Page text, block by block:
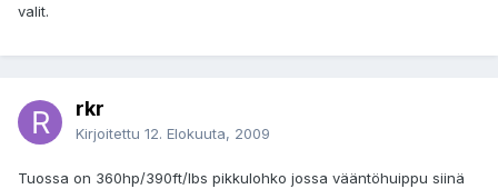
valit.
rkr
Kirjoitettu 12. Elokuuta, 2009
Tuossa on 360hp/390ft/lbs pikkulohko jossa vääntöhuippu siinä